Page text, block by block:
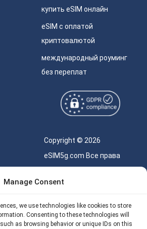
Manage Consent
we use technologies like cookies to store
Consenting to these technologies will
as browsing behavior or unique IDs on this
купить eSIM онлайн
eSIM с оплатой
криптовалютой
международный роуминг
без переплат
Copyright © 2026
eSIM5g.com Все права
Политика
конфиденциальности